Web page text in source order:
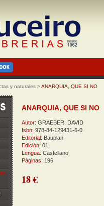
y naturales >ANARQUIA, QUE SI NO
ANARQUIA, QUE SI NO
Autor: GRAEBER, DAVID
Isbn: 978-84-129431-6-0
Editorial: Bauplan
Edición: 01
Lengua: Castellano
Páginas: 196
18 €